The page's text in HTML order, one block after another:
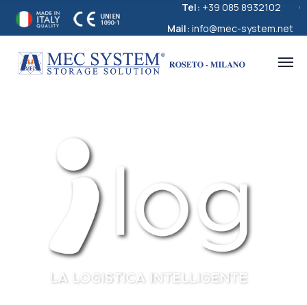
Tel: +39 085 8932102
Mail: info@mec-system.net